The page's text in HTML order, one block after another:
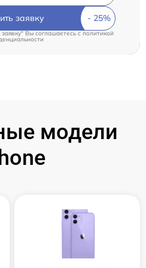
заявку
Вы соглашаетесь cполитикой
модели